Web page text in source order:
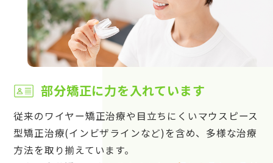
部分矯正に力を入れています
従来のワイヤー矯正治療や目立ちにくいマウスピース
型矯正治療(インビザラインなど)を含め、多様な治療
方法を取り揃えています。